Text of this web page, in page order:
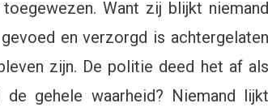
Want zij blijkt niemand
en verzorgd is achtergelaten
zijn. De politie deed het af als
gehele waarheid? Niemand lijkt